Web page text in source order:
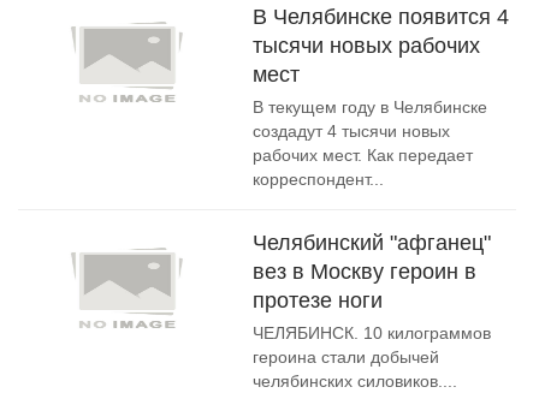
В Челябинске появится 4
тысячи новых рабочих
мест
В текущем году в Челябинске
создадут 4 тысячи новых
рабочих мест. Как передает
корреспондент...
Челябинский "афганец"
вез в Москву героин в
протезе ноги
ЧЕЛЯБИНСК. 10 килограммов
героина стали добычей
челябинских силовиков....